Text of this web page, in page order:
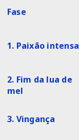
Fase
1. Paixão intensa
2. Fim da lua de
mel
3. Vingança